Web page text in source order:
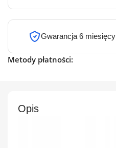
Gwarancja 6 miesięcy
Metody płatności:
Opis